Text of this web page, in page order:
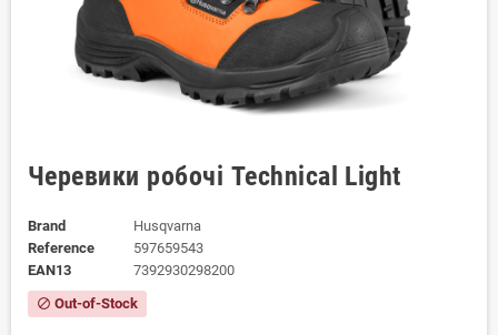
Черевики робочі Technical Light
Brand
Husqvarna
Reference
597659543
EAN13
7392930298200
block Out-of-Stock